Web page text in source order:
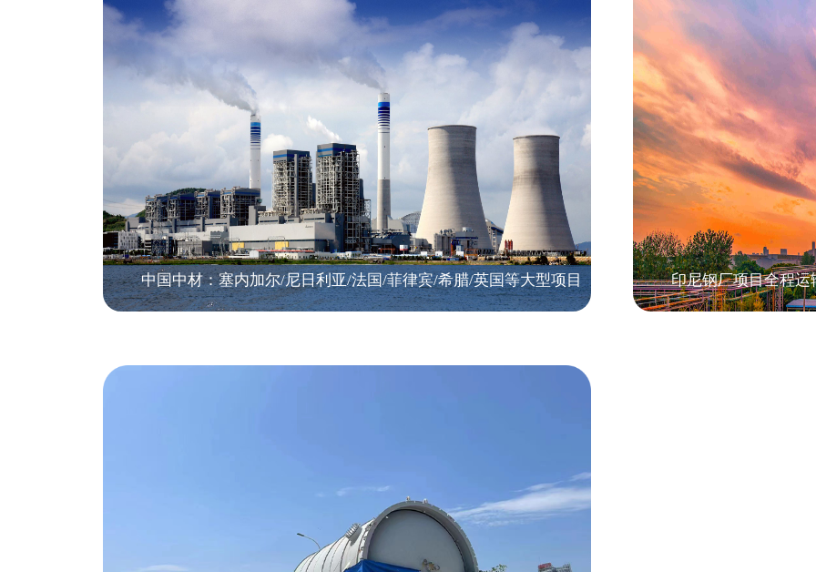
中国中材：塞内加尔/尼日利亚/法国/菲律宾/希腊/英国等大型项目 印尼钢厂项目全程运